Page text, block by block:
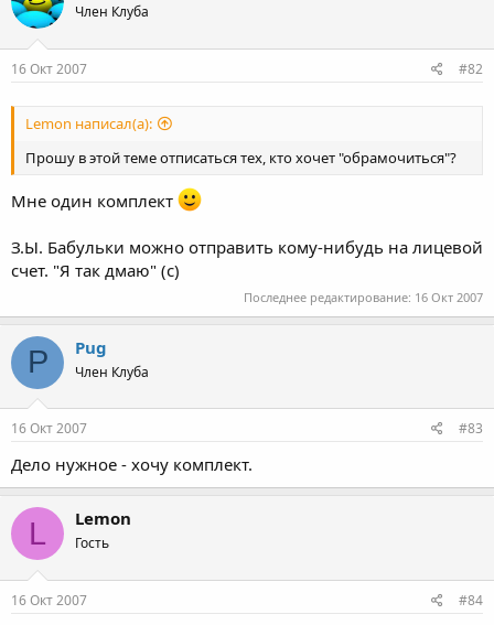
Член Клуба
16 Окт 2007 #82
Lemon написал(а):
Прошу в этой теме отписаться тех, кто хочет "обрамочиться"?
Мне один комплект
З.Ы. Бабульки можно отправить кому-нибудь на лицевой
счет. "Я так дмаю" (с)
Последнее редактирование: 16 Окт 2007
P Pug
Член Клуба
16 Окт 2007 #83
Дело нужное - хочу комплект.
L Lemon
Гость
16 Окт 2007 #84